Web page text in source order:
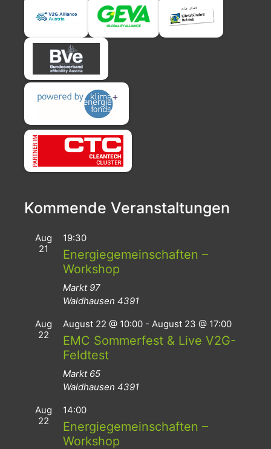
Kommende Veranstaltungen
Aug
21
19:30
Energiegemeinschaften –
Workshop
Markt 97
Waldhausen 4391
Aug
22
August 22 @ 10:00 - August 23 @ 17:00
EMC Sommerfest & Live V2G-
Feldtest
Markt 65
Waldhausen 4391
Aug
22
14:00
Energiegemeinschaften –
Workshop